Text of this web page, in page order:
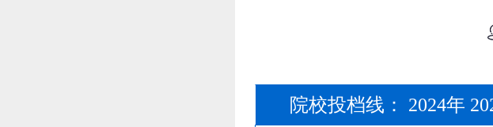
院校投档线： 2024年